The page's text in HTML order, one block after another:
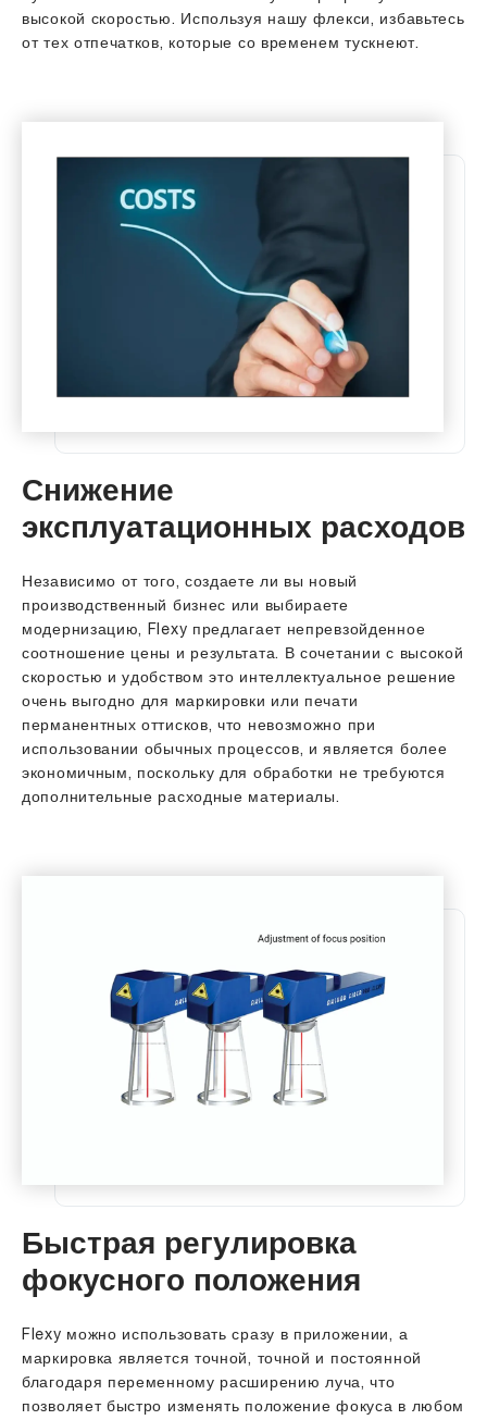
высокой скоростью. Используя нашу флекси, избавьтесь
от тех отпечатков, которые со временем тускнеют.
Снижение
эксплуатационных расходов
Независимо от того, создаете ли вы новый
производственный бизнес или выбираете
модернизацию, Flexy предлагает непревзойденное
соотношение цены и результата. В сочетании с высокой
скоростью и удобством это интеллектуальное решение
очень выгодно для маркировки или печати
перманентных оттисков, что невозможно при
использовании обычных процессов, и является более
экономичным, поскольку для обработки не требуются
дополнительные расходные материалы.
Быстрая регулировка
фокусного положения
Flexy можно использовать сразу в приложении, а
маркировка является точной, точной и постоянной
благодаря переменному расширению луча, что
позволяет быстро изменять положение фокуса в любом